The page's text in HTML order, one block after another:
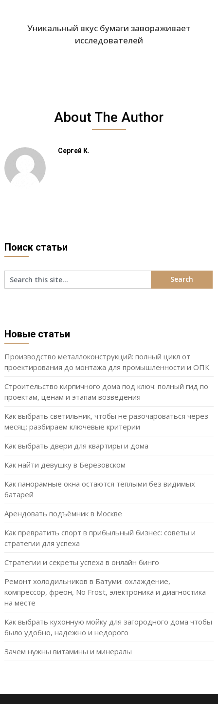
Уникальный вкус бумаги завораживает
исследователей
About The Author
Сергей К.
Поиск статьи
Новые статьи
Производство металлоконструкций: полный цикл от
проектирования до монтажа для промышленности и ОПК
Строительство кирпичного дома под ключ: полный гид по
проектам, ценам и этапам возведения
Как выбрать светильник, чтобы не разочароваться через
месяц: разбираем ключевые критерии
Как выбрать двери для квартиры и дома
Как найти девушку в Березовском
Как панорамные окна остаются тёплыми без видимых
батарей
Арендовать подъёмник в Москве
Как превратить спорт в прибыльный бизнес: советы и
стратегии для успеха
Стратегии и секреты успеха в онлайн бинго
Ремонт холодильников в Батуми: охлаждение,
компрессор, фреон, No Frost, электроника и диагностика
на месте
Как выбрать кухонную мойку для загородного дома чтобы
было удобно, надежно и недорого
Зачем нужны витамины и минералы